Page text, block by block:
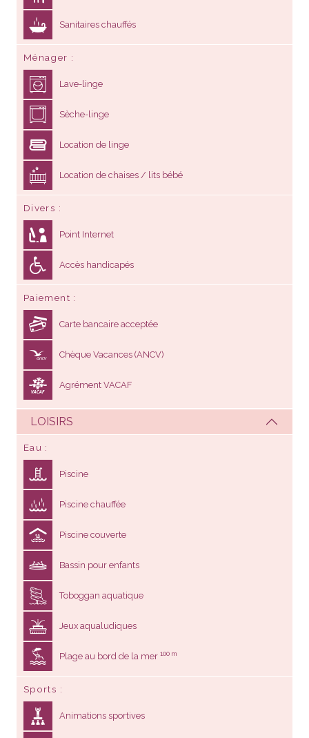
Sanitaires chauffés
Ménager
Lave-linge
Sèche-linge
Location de linge
Location de chaises / lits bébé
Divers
Point Internet
Accès handicapés
Paiement
Carte bancaire acceptée
Chèque Vacances (ANCV)
Agrément VACAF
LOISIRS
Eau
Piscine
Piscine chauffée
Piscine couverte
Bassin pour enfants
Toboggan aquatique
Jeux aqualudiques
Plage au bord de la mer 100 m
Sports
Animations sportives